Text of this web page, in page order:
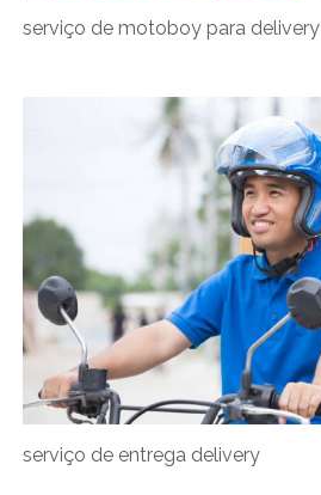
serviço de motoboy para delivery
serviço de entrega delivery